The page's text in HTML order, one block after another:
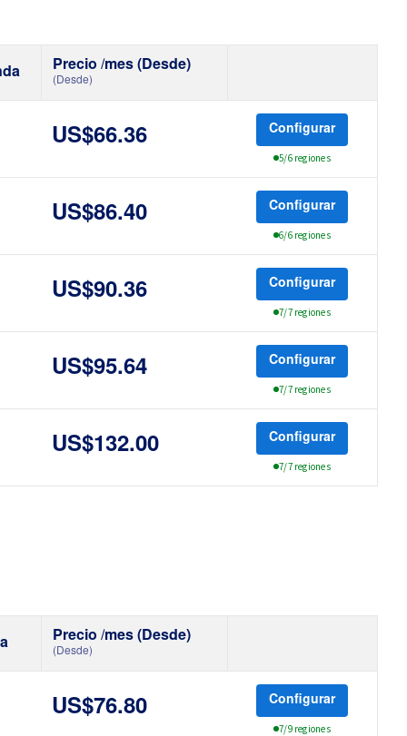
Precio /mes (Desde)
(Desde)
US$66.36 Configurar
5/6 regiones
US$86.40 Configurar
6/6 regiones
US$90.36 Configurar
7/7 regiones
US$95.64 Configurar
7/7 regiones
US$132.00 Configurar
7/7 regiones
Precio /mes (Desde)
(Desde)
US$76.80 Configurar
7/9 regiones